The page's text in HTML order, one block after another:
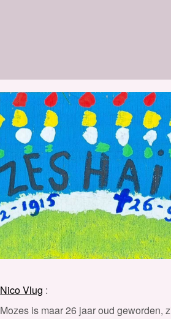
Nico Vlug
Mozes is maar 26 jaar oud geworden,